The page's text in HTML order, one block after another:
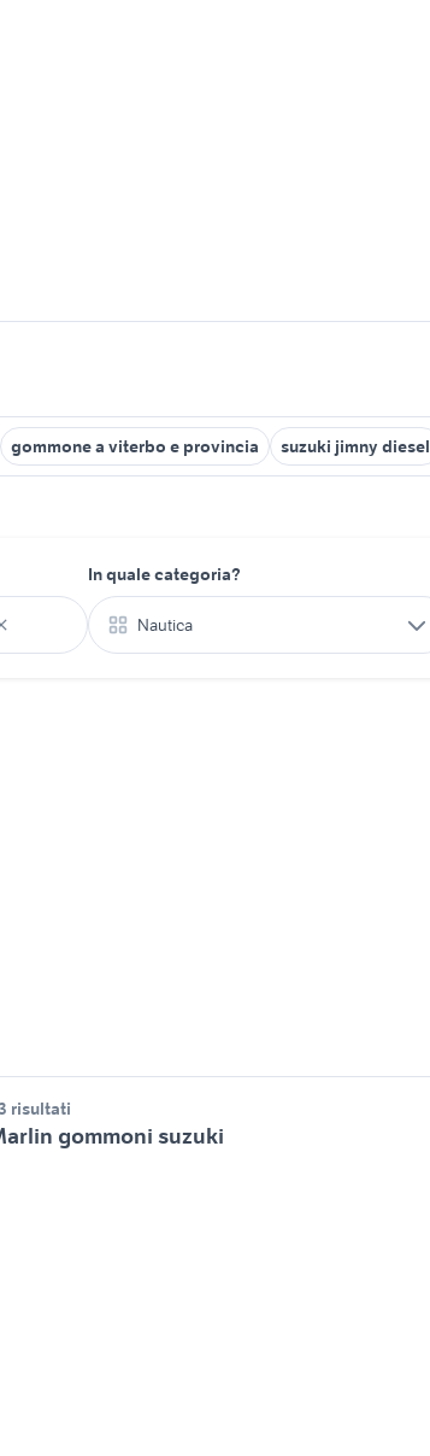
gommone a viterbo e provincia suzuki jimny diesel
In quale categoria?
Nautica
risultati
gommoni suzuki